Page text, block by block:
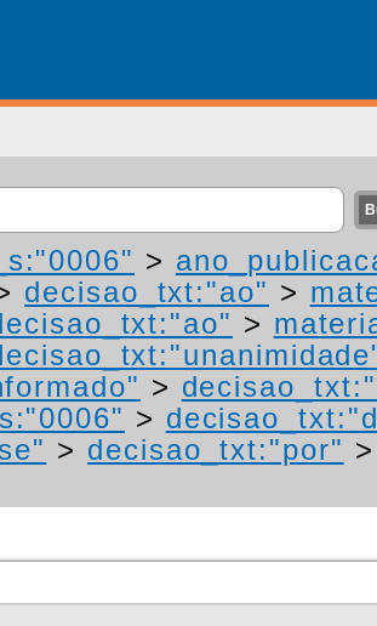
>
decisao_txt:"ao" >
>
>
>
> decisao_txt:"por" >